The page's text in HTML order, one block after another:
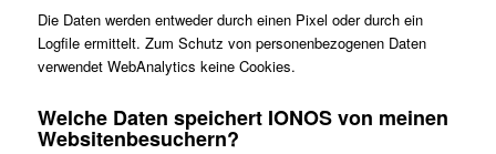
Die Daten werden entweder durch einen Pixel oder durch ein
Logfile ermittelt. Zum Schutz von personenbezogenen Daten
verwendet WebAnalytics keine Cookies.
Welche Daten speichert IONOS von meinen
Websitenbesuchern?